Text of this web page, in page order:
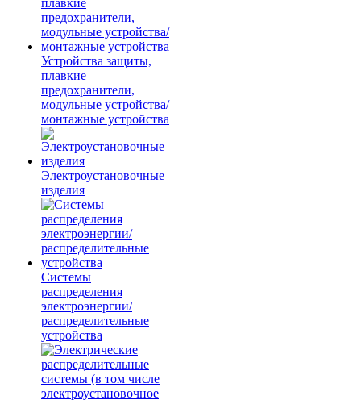
Устройства защиты,
плавкие
предохранители,
модульные устройства/
монтажные устройства
Электроустановочные
изделия
Системы
распределения
электроэнергии/
распределительные
устройства